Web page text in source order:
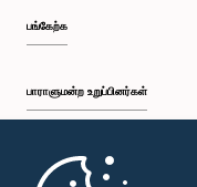
பங்கேற்க
பாராளுமன்ற உறுப்பினர்கள்
முதற்பக்கம்